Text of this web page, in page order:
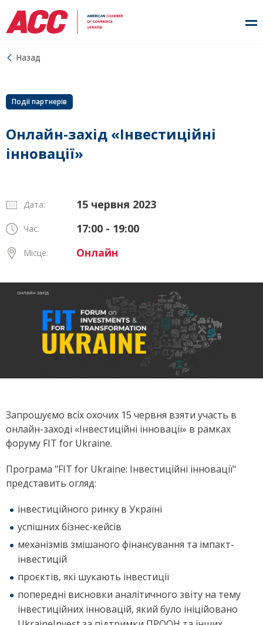
Назад
Події партнерів
Онлайн-захід «Інвестиційні
інновації»
Дата: 15 червня 2023
Час: 17:00 - 19:00
Місце: Онлайн
Запрошуємо всіх охочих 15 червня взяти участь в
онлайн-заході «Інвестиційні інновації» в рамках
форуму FIT for Ukraine.
Програма "FIT for Ukraine: Інвестиційні інновації"
представить огляд:
інвестиційного ринку в Україні
успішних бізнес-кейсів
механізмів змішаного фінансування та імпакт-
інвестицій
проєктів, які шукають інвестиції
попередні висновки аналітичного звіту на тему
інвестиційних інновацій, який було ініційовано